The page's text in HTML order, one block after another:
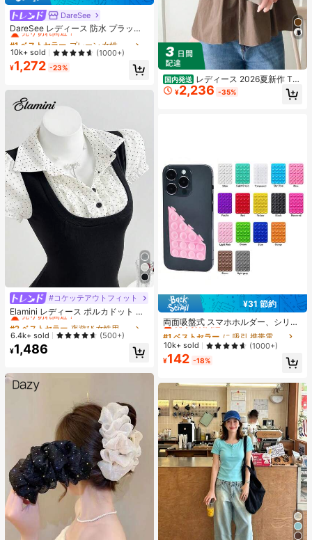
DareSee
DareSee レディース 防水 プラット
フォーム 厚底サンダル オープントゥ
スリッポンシューズ 夏新作 チャンキ
ーハイヒール Y2Kスタイル 通学向け
#1 ベストセラー
売り切れ間近！
#1 ベストセラー
売り切れ間近！
#1 ベストセラー
売り切れ間近！
#1 ベストセラー
10k+ sold (1000+)
¥1,272 -23%
#コケッテアウトフィット
Elamini レディース ポルカドット パ
ッチワーク レーストリム 配色 ウエ
スト ショートスリーブ トップス 夏
用
#2 ベストセラー
夜遊び 女性用ブラウス
売り切れ間近！
#2 ベストセラー
売り切れ間近！
#2 ベストセラー
売り切れ間近！
#2 ベストセラー
6.4k+ sold (500+)
¥1,486
国内発送 レディース 2026夏新作 Tシ
ャツ 半袖 トップス ドッキング ビス
チェ風 シャーリング ペプラム 切り
¥2,236 -35%
¥31 節約
両面吸盤式 スマホホルダー、シリコ
ン製 滑り止め 洗える スマートフォ
ンブラケット ステッカー
#1 ベストセラー
に 吸引 携帯電話ホルダー
売り切れ間近！
#1 ベストセラー
売り切れ間近！
#1 ベストセラー
売り切れ間近！
#1 ベストセラー
10k+ sold (1000+)
¥142 -18%